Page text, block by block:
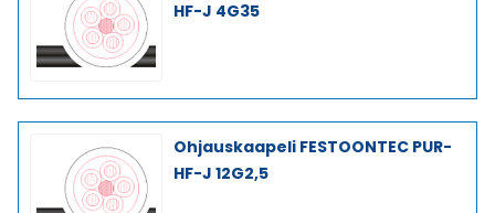
HF-J 4G35
Ohjauskaapeli FESTOONTEC PUR-
HF-J 12G2,5